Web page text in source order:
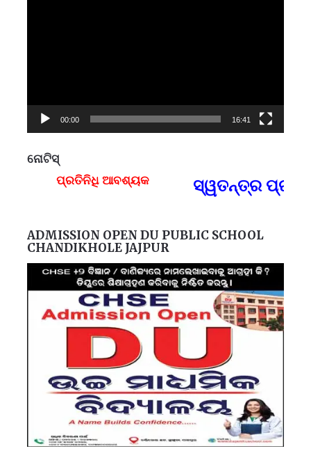
00:00 16:41
ନୋଟିସ୍
ପ୍ରତିନିଧି ଆବଶ୍ୟକ
ସ୍ୱତନ୍ତ୍ର
ADMISSION OPEN DU PUBLIC SCHOOL
CHANDIKHOLE JAJPUR